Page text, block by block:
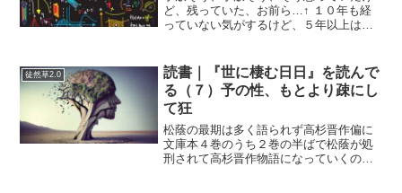
ど、残っていた、お前ら…↑ １０年も経
っていない気がするけど、５年以上はま
だけ残しました。何が儲かって何が儲か
らないか買ってみてよく...
徒然草2.0
読書｜『世に棲む日日』を読んで
る（７）予の性、もとより疎にし
て狂
松蔭の最期は多く語られず高杉晋作偏に
文庫本４巻のうち２巻の半ばで松蔭が処
刑されて高杉晋作物語になっていくのだ